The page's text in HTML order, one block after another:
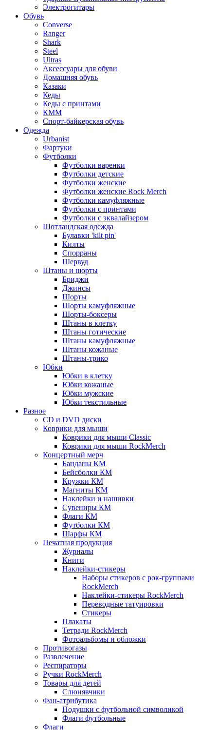
Электрогитары
Обувь
Converse
Ranger
Shark
Steel
Ultras
Аксессуары для обуви
Домашняя обувь
Казаки
Кеды
Кеды с принтами
КММ
Спорт-байкерская обувь
Одежда
Urbanist
Фартуки
Футболки
Футболки варенки
Футболки детские
Футболки женские
Футболки женские Rock Merch
Футболки камуфляжные
Футболки с принтами
Футболки с эквалайзером
Шотландская одежда
Булавки 'kilt pin'
Килты
Спорраны
Шервуд
Штаны и шорты
Бриджи
Джинсы
Шорты
Шорты камуфляжные
Шорты-боксеры
Штаны в клетку
Штаны готические
Штаны камуфляжные
Штаны кожаные
Штаны-трико
Юбки
Юбки в клетку
Юбки кожаные
Юбки мужские
Юбки текстильные
Разное
CD и DVD диски
Коврики для мыши
Коврики для мыши Classic
Коврики для мыши RockMerch
Концертный мерч
Банданы КМ
Бейсболки КМ
Кружки КМ
Магниты КМ
Наклейки и нашивки
Сувениры КМ
Флаги КМ
Футболки КМ
Шарфы КМ
Печатная продукция
Журналы
Книги
Наклейки-стикеры
Наборы стикеров с рок-группами
RockMerch
Наклейки-стикеры RockMerch
Переводные татуировки
Стикеры
Плакаты
Тетради RockMerch
Фотоальбомы и обложки
Противогазы
Развлечение
Респираторы
Ручки RockMerch
Товары для детей
Слюнявчики
Фан-атрибутика
Подушки с футбольной символикой
Флаги футбольные
Флаги